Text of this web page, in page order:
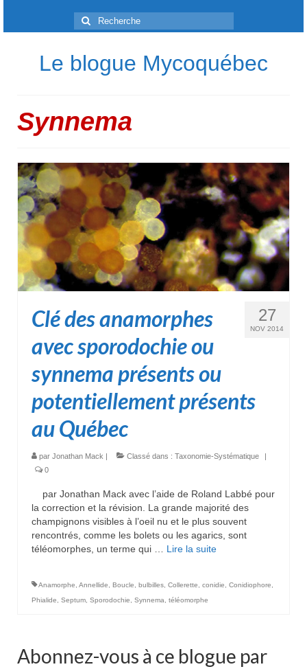
Rechercher
:
Le blogue Mycoquébec
Synnema
27
NOV 2014
Clé des anamorphes
avec sporodochie ou
synnema présents ou
potentiellement présents
au Québec
par Jonathan Mack Classé dans : Taxonomie-Systématique
0
par Jonathan Mack avec l’aide de Roland Labbé pour
la correction et la révision. La grande majorité des
champignons visibles à l’oeil nu et le plus souvent
rencontrés, comme les bolets ou les agarics, sont
téléomorphes, un terme qui … Lire la suite­­
Anamorphe, Annellide, Boucle, bulbilles, Collerette, conidie, Conidiophore,
Phialide, Septum, Sporodochie, Synnema, téléomorphe
Abonnez-vous à ce blogue par